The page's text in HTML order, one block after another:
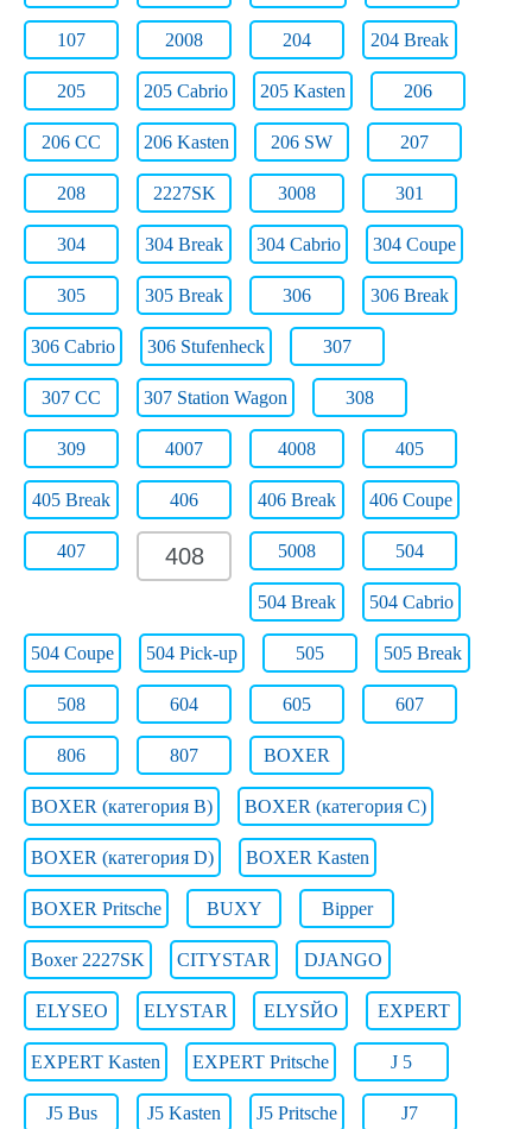
107 2008 204 204 Break
205 205 Cabrio 205 Kasten 206
206 CC 206 Kasten 206 SW 207
208 2227SK 3008 301
304 304 Break 304 Cabrio 304 Coupe
305 305 Break 306 306 Break
306 Cabrio 306 Stufenheck 307
307 CC 307 Station Wagon 308
309 4007 4008 405
405 Break 406 406 Break 406 Coupe
407 408 5008 504
504 Break 504 Cabrio
504 Coupe 504 Pick-up 505 505 Break
508 604 605 607
806 807 BOXER
BOXER (категория B) BOXER (категория C)
BOXER (категория D) BOXER Kasten
BOXER Pritsche BUXY Bipper
Boxer 2227SK CITYSTAR DJANGO
ELYSEO ELYSTAR ELYSЙO EXPERT
EXPERT Kasten EXPERT Pritsche J 5
J5 Bus J5 Kasten J5 Pritsche J7